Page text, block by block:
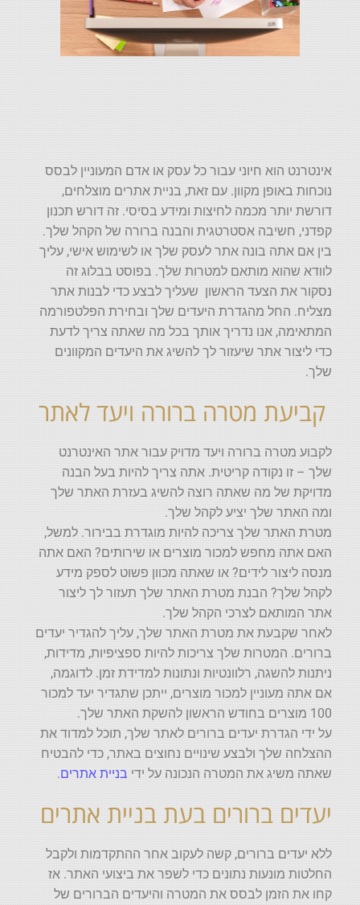
אינטרנט הוא חיוני עבור כל עסק או אדם המעוניין לבסס
נוכחות באופן מקוון. עם זאת, בניית אתרים מוצלחים,
דורשת יותר מכמה לחיצות ומידע בסיסי. זה דורש תכנון
קפדני, חשיבה אסטרטגית והבנה ברורה של הקהל שלך.
בין אם אתה בונה אתר לעסק שלך או לשימוש אישי, עליך
לוודא שהוא מותאם למטרות שלך. בפוסט בבלוג זה
נסקור את הצעד הראשון שעליך לבצע כדי לבנות אתר
מצליח. החל מהגדרת היעדים שלך ובחירת הפלטפורמה
המתאימה, אנו נדריך אותך בכל מה שאתה צריך לדעת
כדי ליצור אתר שיעזור לך להשיג את היעדים המקוונים
שלך.
קביעת מטרה ברורה ויעד לאתר
לקבוע מטרה ברורה ויעד מדויק עבור אתר האינטרנט
שלך – זו נקודה קריטית. אתה צריך להיות בעל הבנה
מדויקת של מה שאתה רוצה להשיג בעזרת האתר שלך
ומה האתר שלך יציע לקהל שלך.
מטרת האתר שלך צריכה להיות מוגדרת בבירור. למשל,
האם אתה מחפש למכור מוצרים או שירותים? האם אתה
מנסה ליצור לידים? או שאתה מכוון פשוט לספק מידע
לקהל שלך? הבנת מטרת האתר שלך תעזור לך ליצור
אתר המותאם לצרכי הקהל שלך.
לאחר שקבעת את מטרת האתר שלך, עליך להגדיר יעדים
ברורים. המטרות שלך צריכות להיות ספציפיות, מדידות,
ניתנות להשגה, רלוונטיות ונתונות למדידת זמן. לדוגמה,
אם אתה מעוניין למכור מוצרים, ייתכן שתגדיר יעד למכור
100 מוצרים בחודש הראשון להשקת האתר שלך.
על ידי הגדרת יעדים ברורים לאתר שלך, תוכל למדוד את
ההצלחה שלך ולבצע שינויים נחוצים באתר, כדי להבטיח
שאתה משיג את המטרה הנכונה על ידי בניית אתרים.
יעדים ברורים בעת בניית אתרים
ללא יעדים ברורים, קשה לעקוב אחר ההתקדמות ולקבל
החלטות מונעות נתונים כדי לשפר את ביצועי האתר. אז
קחו את הזמן לבסס את המטרה והיעדים הברורים של